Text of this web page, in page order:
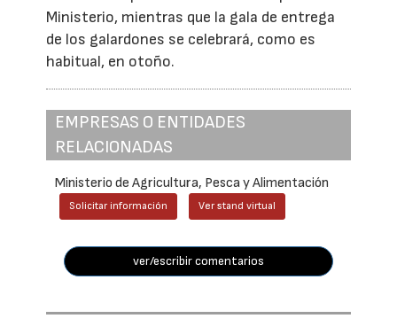
Ministerio, mientras que la gala de entrega
de los galardones se celebrará, como es
habitual, en otoño.
EMPRESAS O ENTIDADES
RELACIONADAS
Ministerio de Agricultura, Pesca y Alimentación
Solicitar información Ver stand virtual
ver/escribir comentarios